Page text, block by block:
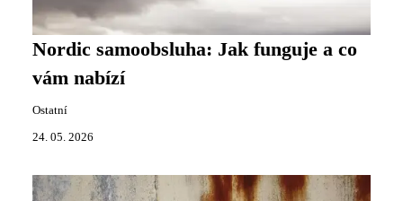
Nordic samoobsluha: Jak funguje a co
vám nabízí
Ostatní
24. 05. 2026